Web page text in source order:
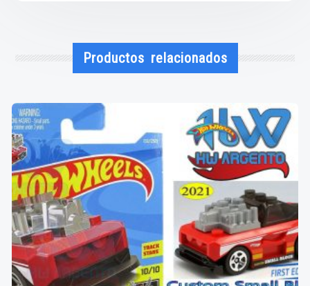
Productos relacionados